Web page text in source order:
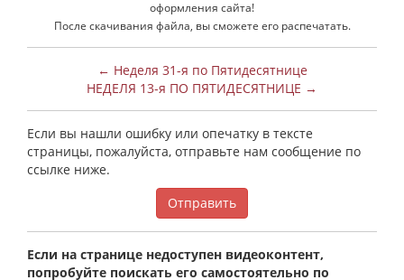
оформления сайта!
После скачивания файла, вы сможете его распечатать.
← Неделя 31-я по Пятидесятнице
НЕДЕЛЯ 13-я ПО ПЯТИДЕСЯТНИЦЕ →
Если вы нашли ошибку или опечатку в тексте
страницы, пожалуйста, отправьте нам сообщение по
ссылке ниже.
Отправить
Если на странице недоступен видеоконтент,
попробуйте поискать его самостоятельно по